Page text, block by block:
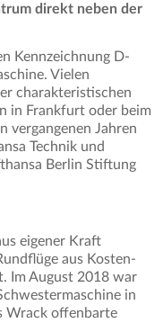
direkt neben der
Kennzeichnung D-
Vielen
charakteristischen
in Frankfurt oder beim
vergangenen Jahren
Technik und
Berlin Stiftung
eigener Kraft
aus Kosten-
Im August 2018 war
in
Wrack offenbarte